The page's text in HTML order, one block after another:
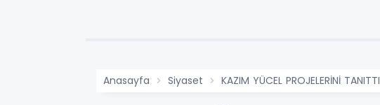
Anasayfa Siyaset KAZIM YÜCEL PROJELERİNİ TANITTI